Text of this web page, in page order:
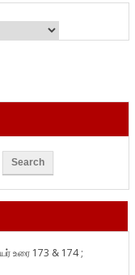
உரை 173 & 174 ;